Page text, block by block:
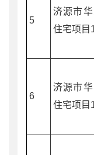
5
济源市
住宅项目
6
济源市
住宅项目